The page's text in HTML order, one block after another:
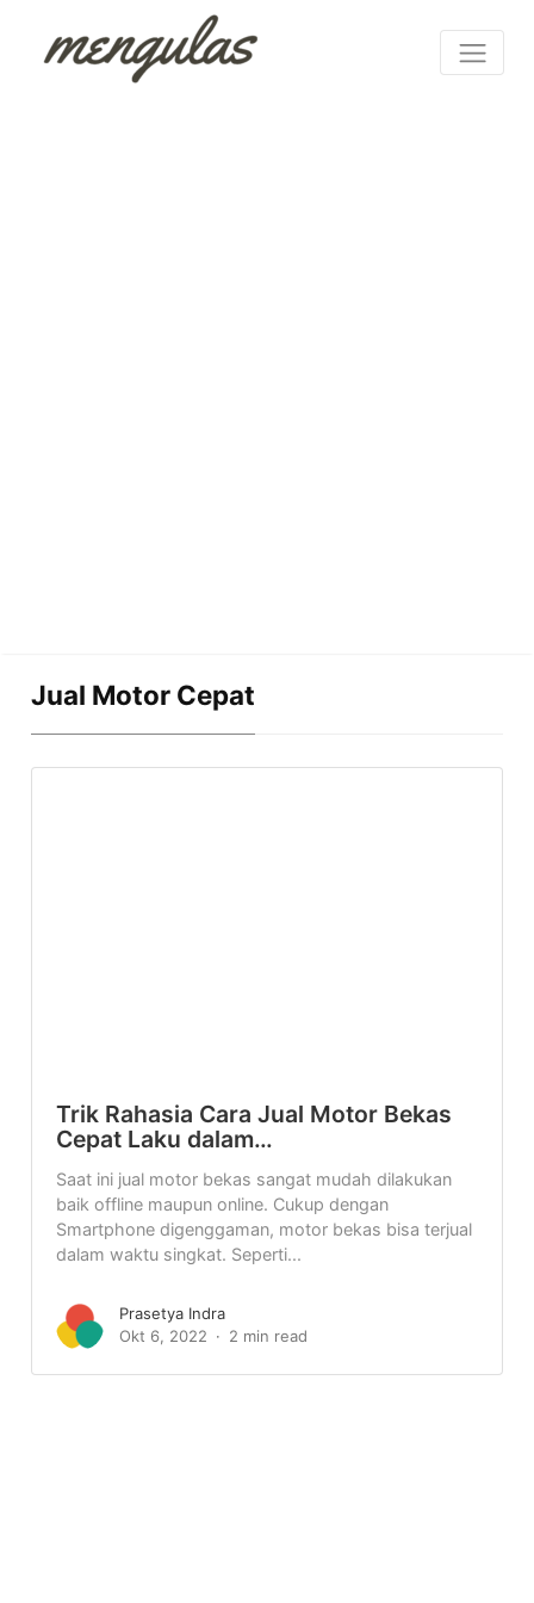
Jual Motor Cepat
Trik Rahasia Cara Jual Motor Bekas
Cepat Laku dalam…
Saat ini jual motor bekas sangat mudah dilakukan
baik offline maupun online. Cukup dengan
Smartphone digenggaman, motor bekas bisa terjual
dalam waktu singkat. Seperti...
Prasetya Indra
Okt 6, 2022
2 min read